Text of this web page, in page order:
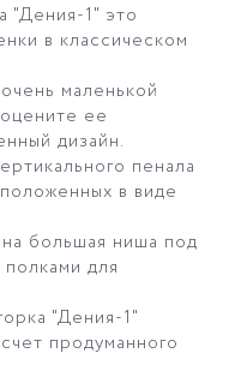
"Дения-1" это
в классическом
маленькой
ее
дизайн.
пенала
в виде
большая ниша под
для
"Дения-1"
продуманного